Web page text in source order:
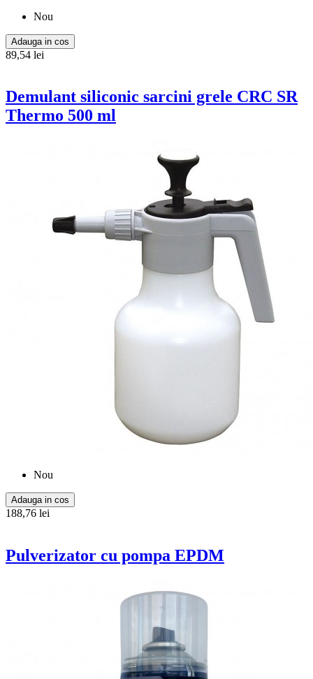
Nou
Adauga in cos
89,54 lei
Demulant siliconic sarcini grele CRC SR
Thermo 500 ml
Nou
Adauga in cos
188,76 lei
Pulverizator cu pompa EPDM